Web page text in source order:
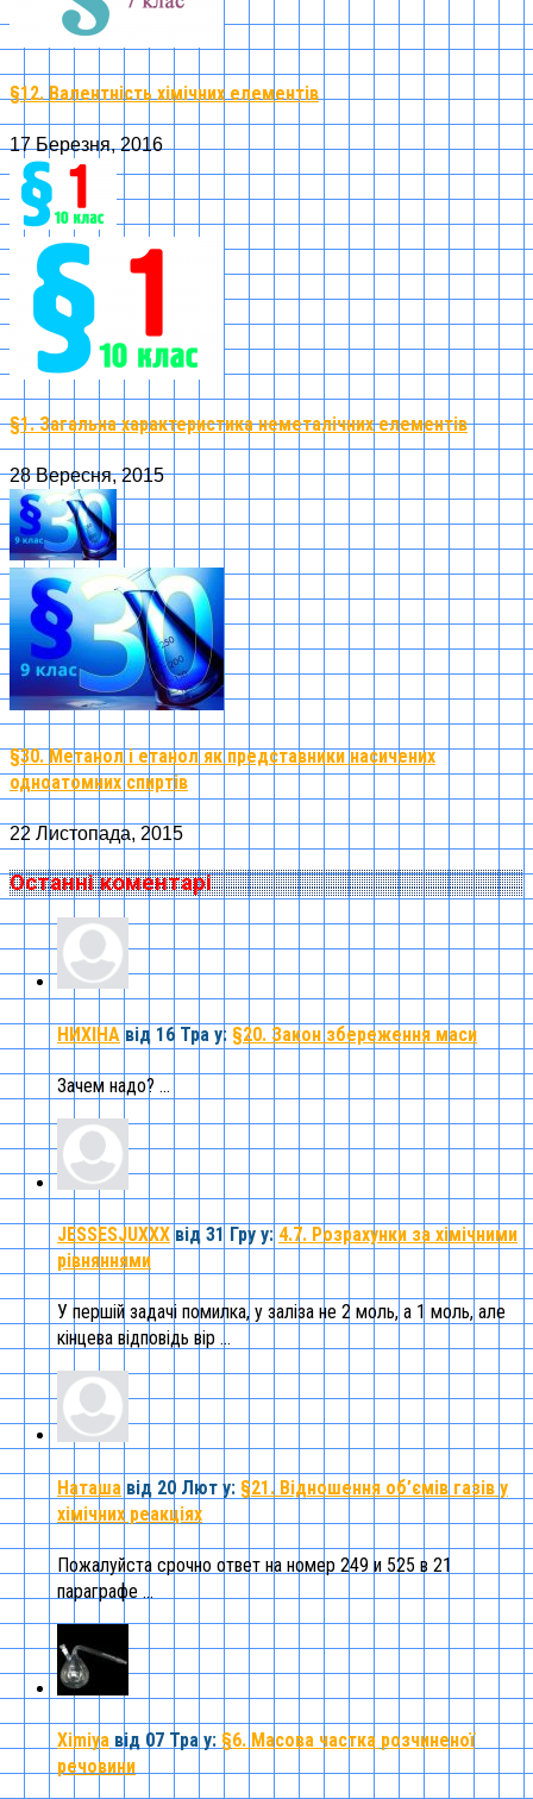
§12. Валентність хімічних елементів
17 Березня, 2016
§1. Загальна характеристика неметалічних елементів
28 Вересня, 2015
§30. Метанол і етанол як представники насичених
одноатомних спиртів
22 Листопада, 2015
Останні коментарі
НИХІНА від 16 Тра у: §20. Закон збереження маси
Зачем надо? ...
JESSESJUXXX від 31 Гру у: 4.7. Розрахунки за хімічними
рівняннями
У першій задачі помилка, у заліза не 2 моль, а 1 моль, але
кінцева відповідь вір ...
Наташа від 20 Лют у: §21. Відношення об’ємів газів у
хімічних реакціях
Пожалуйста срочно ответ на номер 249 и 525 в 21
параграфе ...
Ximiya від 07 Тра у: §6. Масова частка розчиненої
речовини